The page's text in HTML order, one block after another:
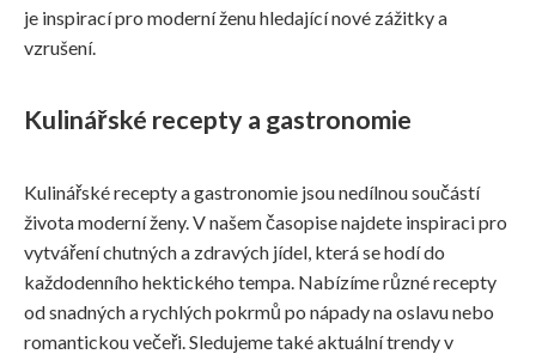
je inspirací pro moderní ženu hledající nové zážitky a
vzrušení.
Kulinářské recepty a gastronomie
Kulinářské recepty a gastronomie jsou nedílnou součástí
života moderní ženy. V našem časopise najdete inspiraci pro
vytváření chutných a zdravých jídel, která se hodí do
každodenního hektického tempa. Nabízíme různé recepty
od snadných a rychlých pokrmů po nápady na oslavu nebo
romantickou večeři. Sledujeme také aktuální trendy v